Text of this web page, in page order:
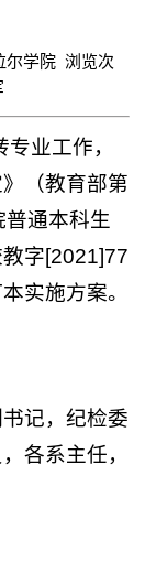
尔学院 浏览次
业工作，
（教育部第
通本科生
字[2021]77
实施方案。
记，纪检委
各系主任，